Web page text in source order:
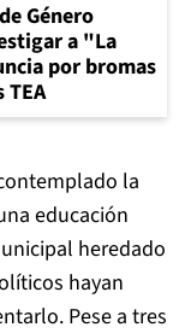
Género
a "La
por bromas
TEA
la
educación
heredado
hayan
Pese a tres